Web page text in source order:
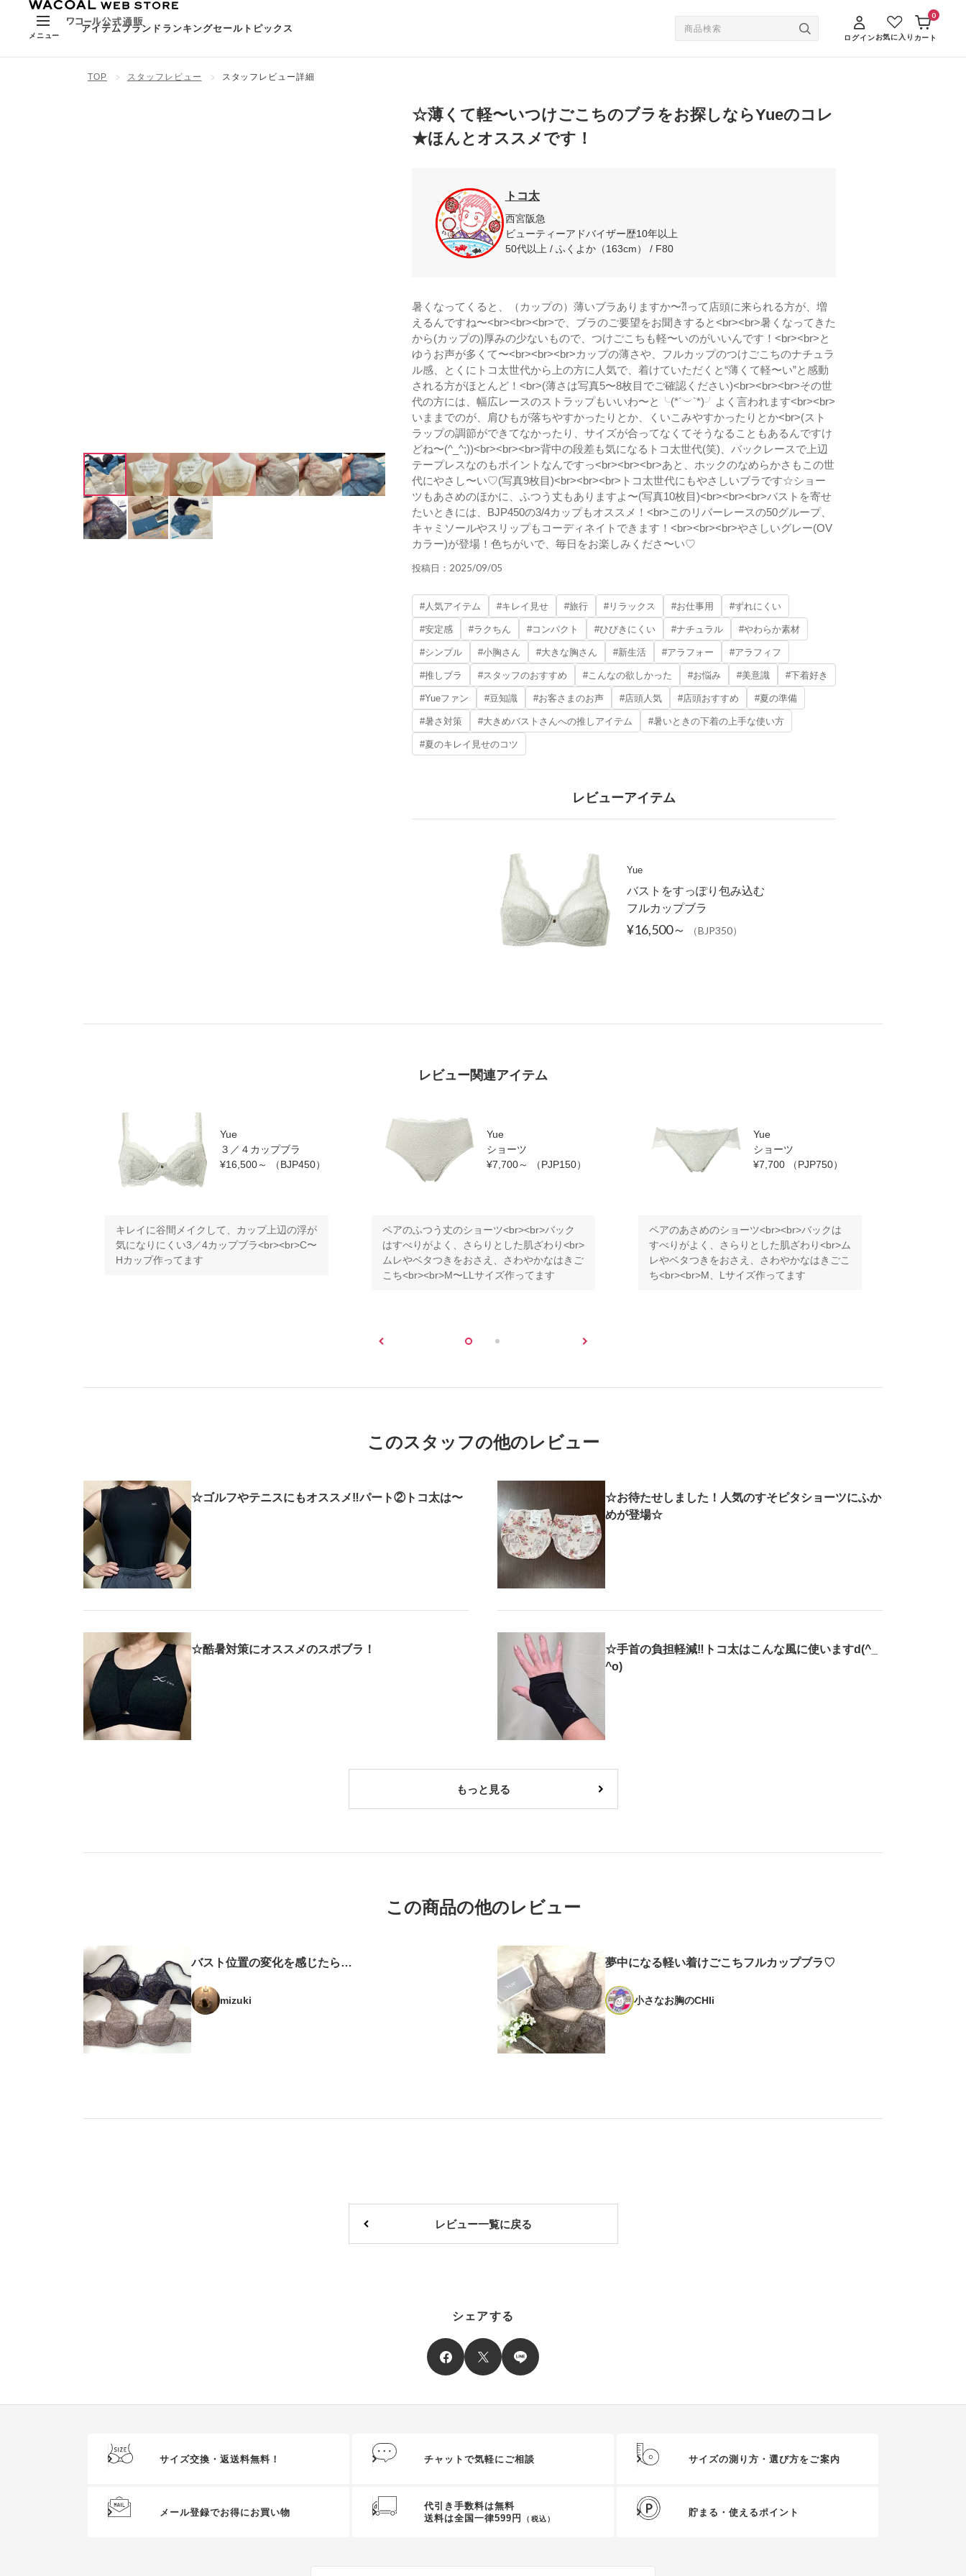
メニュー
アイテムブランド ランキングセールトピックス
ログインお気に入り カート
0
TOP スタッフレビュー スタッフレビュー詳細
☆薄くて軽〜いつけごこちのブラをお探しならYueのコレ
★ほんとオススメです！
トコ太
西宮阪急
ビューティーアドバイザー歴10年以上
50代以上 / ふくよか（163cm） / F80
暑くなってくると、（カップの）薄いブラありますか〜⁈って店頭に来られる方が、増
えるんですね〜<br><br><br>で、ブラのご要望をお聞きすると<br><br>暑くなってきた
から(カップの)厚みの少ないもので、つけごこちも軽〜いのがいいんです！<br><br>と
ゆうお声が多くて〜<br><br><br>カップの薄さや、フルカップのつけごこちのナチュラ
ル感、とくにトコ太世代から上の方に人気で、着けていただくと“薄くて軽〜い”と感動
される方がほとんど！<br>(薄さは写真5〜8枚目でご確認ください)<br><br><br>その世
代の方には、幅広レースのストラップもいいわ〜と╰(*´︶`*)╯よく言われます<br><br>
いままでのが、肩ひもが落ちやすかったりとか、くいこみやすかったりとか<br>(スト
ラップの調節ができてなかったり、サイズが合ってなくてそうなることもあるんですけ
どね〜(^_^;))<br><br><br>背中の段差も気になるトコ太世代(笑)、バックレースで上辺
テープレスなのもポイントなんですっ<br><br><br>あと、ホックのなめらかさもこの世
代にやさし〜い♡(写真9枚目)<br><br><br>トコ太世代にもやさしいブラです☆ショー
ツもあさめのほかに、ふつう丈もありますよ〜(写真10枚目)<br><br><br>バストを寄せ
たいときには、BJP450の3/4カップもオススメ！<br>このリバーレースの50グループ、
キャミソールやスリップもコーディネイトできます！<br><br><br>やさしいグレー(OV
カラー)が登場！色ちがいで、毎日をお楽しみくださ〜い♡
投稿日： 2025/09/05
#人気アイテム #キレイ見せ #旅行 #リラックス #お仕事用 #ずれにくい
#安定感 #ラクちん #コンパクト #ひびきにくい #ナチュラル #やわらか素材
#シンプル #小胸さん #大きな胸さん #新生活 #アラフォー #アラフィフ
#推しブラ #スタッフのおすすめ #こんなの欲しかった #お悩み #美意識 #下着好き
#Yueファン #豆知識 #お客さまのお声 #店頭人気 #店頭おすすめ #夏の準備
#暑さ対策 #大きめバストさんへの推しアイテム #暑いときの下着の上手な使い方
#夏のキレイ見せのコツ
レビューアイテム
Yue
バストをすっぽり包み込む
フルカップブラ
¥16,500～ （BJP350）
レビュー関連アイテム
Yue
３／４カップブラ
¥16,500～
（BJP450）
キレイに谷間メイクして、カップ上辺の浮が
気になりにくい3／4カップブラ<br><br>C〜
Hカップ作ってます
Yue
ショーツ
¥7,700～
（PJP150）
ペアのふつう丈のショーツ<br><br>バック
はすべりがよく、さらりとした肌ざわり<br>
ムレやベタつきをおさえ、さわやかなはきご
こち<br><br>M〜LLサイズ作ってます
Yue
ショーツ
¥7,700
（PJP750）
ペアのあさめのショーツ<br><br>バックは
すべりがよく、さらりとした肌ざわり<br>ム
レやベタつきをおさえ、さわやかなはきごこ
ち<br><br>M、Lサイズ作ってます
このスタッフの他のレビュー
☆ゴルフやテニスにもオススメ‼︎パート②トコ太は〜
☆お待たせしました！人気のすそピタショーツにふか
めが登場☆
☆酷暑対策にオススメのスポブラ！
☆手首の負担軽減‼︎トコ太はこんな風に使いますd(^_
^o)
もっと見る
この商品の他のレビュー
バスト位置の変化を感じたら…
mizuki
夢中になる軽い着けごこちフルカップブラ♡
小さなお胸のCHIi
レビュー一覧に戻る
シェアする
サイズ交換・返送料無料！ チャットで気軽にご相談 サイズの測り方・選び方をご案内
メール登録でお得にお買い物
代引き手数料は無料
送料は全国一律599円
（税込）
貯まる・使えるポイント